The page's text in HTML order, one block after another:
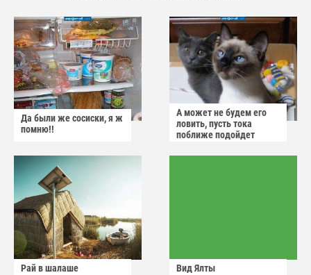
Да были же сосиски, я ж
помню!!
А может не будем его
ловить, пусть тока
поближе подойдет
Рай в шалаше Вид Ялты